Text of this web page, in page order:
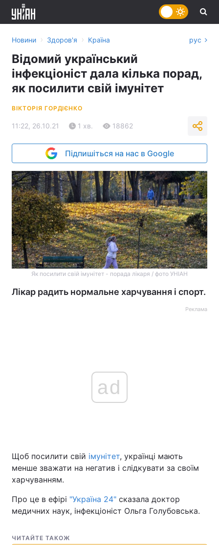
Головна
Україна Політика
Новини › Здоров'я › Країна рус
Відомий український
інфекціоніст дала кілька порад,
як посилити свій імунітет
ВІКТОРІЯ ГОРДІЄНКО
11:22, 26.10.21 1 хв. 18862
Підпишіться на нас в Google
Як посилити свій імунітет - порада лікаря / фото УНІАН
Лікар радить нормальне харчування і спорт.
Реклама
ad
Щоб посилити свій імунітет, українці мають
менше зважати на негатив і слідкувати за своїм
харчуванням.
Про це в ефірі "Україна 24" сказала доктор
медичних наук, інфекціоніст Ольга Голубовська.
ЧИТАЙТЕ ТАКОЖ